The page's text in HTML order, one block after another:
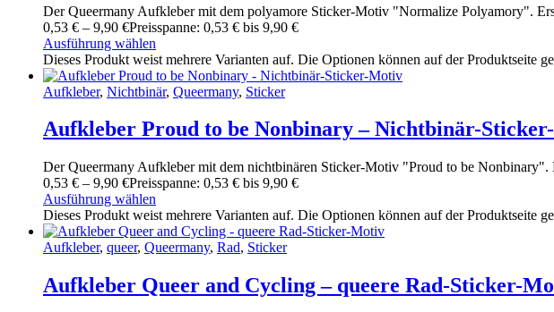
Der Queermany Aufkleber mit dem polyamore Sticker-Motiv "Normalize Polyamory".
0,53 € – 9,90 €Preisspanne: 0,53 € bis 9,90 €
Ausführung wählen
Dieses Produkt weist mehrere Varianten auf. Die Optionen können auf der Produktseite
Aufkleber, Nichtbinär, Queermany, Sticker
Aufkleber Proud to be Nonbinary – Nichtbinär-
Der Queermany Aufkleber mit dem nichtbinären Sticker-Motiv "Proud to be Nonbinary".
0,53 € – 9,90 €Preisspanne: 0,53 € bis 9,90 €
Ausführung wählen
Dieses Produkt weist mehrere Varianten auf. Die Optionen können auf der Produktseite
Aufkleber, queer, Queermany, Rad, Sticker
Aufkleber Queer and Cycling – queere Rad-Sticker-